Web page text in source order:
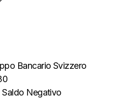
Bancario Svizzero
Negativo